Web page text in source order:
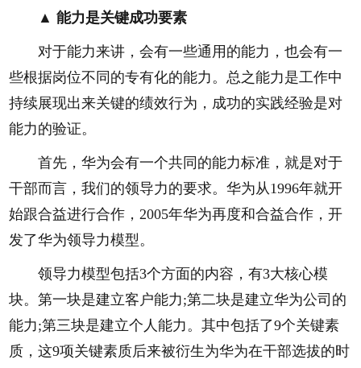
▲ 能力是关键成功要素
对于能力来讲，会有一些通用的能力，也会有一
些根据岗位不同的专有化的能力。总之能力是工作中
持续展现出来关键的绩效行为，成功的实践经验是对
能力的验证。
首先，华为会有一个共同的能力标准，就是对于
干部而言，我们的领导力的要求。华为从1996年就开
始跟合益进行合作，2005年华为再度和合益合作，开
发了华为领导力模型。
领导力模型包括3个方面的内容，有3大核心模
块。第一块是建立客户能力;第二块是建立华为公司的
能力;第三块是建立个人能力。其中包括了9个关键素
质，这9项关键素质后来被衍生为华为在干部选拔的时